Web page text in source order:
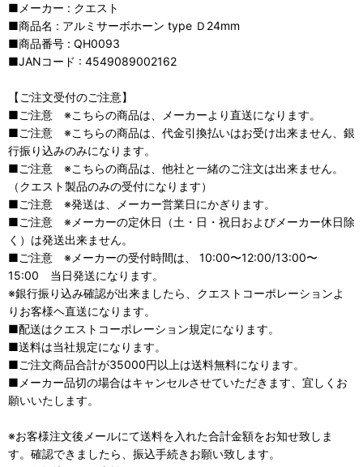
■メーカー : クエスト
■商品名 : アルミサーボホーン type Ｄ24mm
■商品番号 : QH0093
■JANコード : 4549089002162
【ご注文受付のご注意】
■ご注意 ※こちらの商品は、メーカーより直送になります。
■ご注意 ※こちらの商品は、代金引換払いはお受け出来ません、銀
行振り込みのみになります。
■ご注意 ※こちらの商品は、他社と一緒のご注文は出来ません。
（クエスト製品のみの受付になります）
■ご注意 ※発送は、メーカー営業日にかぎります。
■ご注意 ※メーカーの定休日（土・日・祝日およびメーカー休日除
く）は発送出来ません。
■ご注意 ※メーカーの受付時間は、 10:00〜12:00/13:00〜
15:00 当日発送になります。
※銀行振り込み確認が出来ましたら、クエストコーポレーションよ
りお客様ヘ直送になります。
■配送はクエストコーポレーション規定になります。
■送料は当社規定になります。
■ご注文商品合計が35000円以上は送料無料になります。
■メーカー品切の場合はキャンセルさせていただきます、宜しくお
願いいたします。
※お客様注文後メールにて送料を入れた合計金額をお知せ致しま
す。確認できましたら、振込手続きお願い致します。